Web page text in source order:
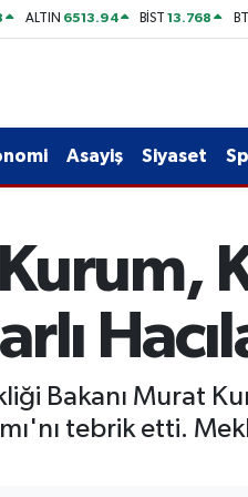
ALTIN 6513.94 BİST13.768
Asayiş Siyaset
Bakanı Murat
tebrik etti.